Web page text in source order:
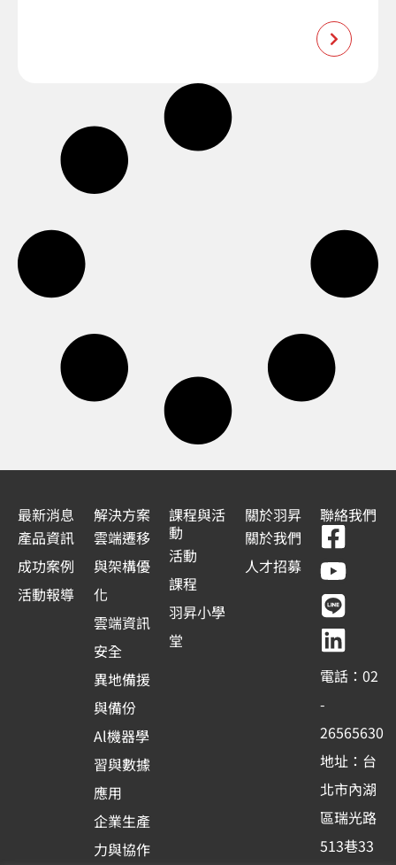
最新消息
產品資訊
成功案例
活動報導
解決方案
雲端遷移
與架構優
化
雲端資訊
安全
異地備援
與備份
Al機器學
習與數據
應用
企業生產
力與協作
課程與活
動
活動
課程
羽昇小學
堂
關於羽昇
關於我們
人才招募
聯絡我們
F
a
c
e
b
o
o
k
-
s
q
u
a
Y
o
u
t
u
b
e
L
i
n
e
L
i
n
k
e
d
i
n
電話：02
-
26565630
地址：台
北市內湖
區瑞光路
513巷33